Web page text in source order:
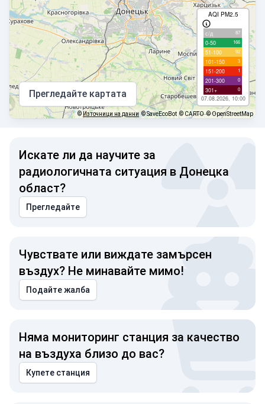
AQI PM2.5
с/д 87
0-50 166
51-100 92
101-150 3
151-200 1
201-300 0
301+ 0
07.08.2026, 10:00
Прегледайте картата
© Източници на данни © SaveEcoBot © CARTO © OpenStreetMap
Искате ли да научите за
радиологичната ситуация в Донецка
област?
Прегледайте
Чувствате или виждате замърсен
въздух? Не минавайте мимо!
Подайте жалба
Няма мониторинг станция за качество
на въздуха близо до вас?
Купете станция